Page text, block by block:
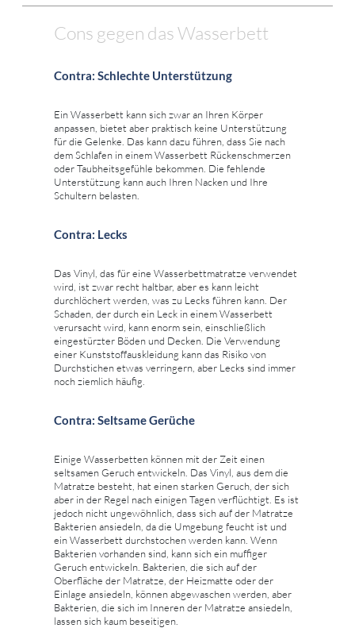
Cons gegen das Wasserbett
Contra: Schlechte Unterstützung
Ein Wasserbett kann sich zwar an Ihren Körper
anpassen, bietet aber praktisch keine Unterstützung
für die Gelenke. Das kann dazu führen, dass Sie nach
dem Schlafen in einem Wasserbett Rückenschmerzen
oder Taubheitsgefühle bekommen. Die fehlende
Unterstützung kann auch Ihren Nacken und Ihre
Schultern belasten.
Contra: Lecks
Das Vinyl, das für eine Wasserbettmatratze verwendet
wird, ist zwar recht haltbar, aber es kann leicht
durchlöchert werden, was zu Lecks führen kann. Der
Schaden, der durch ein Leck in einem Wasserbett
verursacht wird, kann enorm sein, einschließlich
eingestürzter Böden und Decken. Die Verwendung
einer Kunststoffauskleidung kann das Risiko von
Durchstichen etwas verringern, aber Lecks sind immer
noch ziemlich häufig.
Contra: Seltsame Gerüche
Einige Wasserbetten können mit der Zeit einen
seltsamen Geruch entwickeln. Das Vinyl, aus dem die
Matratze besteht, hat einen starken Geruch, der sich
aber in der Regel nach einigen Tagen verflüchtigt. Es ist
jedoch nicht ungewöhnlich, dass sich auf der Matratze
Bakterien ansiedeln, da die Umgebung feucht ist und
ein Wasserbett durchstochen werden kann. Wenn
Bakterien vorhanden sind, kann sich ein muffiger
Geruch entwickeln. Bakterien, die sich auf der
Oberfläche der Matratze, der Heizmatte oder der
Einlage ansiedeln, können abgewaschen werden, aber
Bakterien, die sich im Inneren der Matratze ansiedeln,
lassen sich kaum beseitigen.